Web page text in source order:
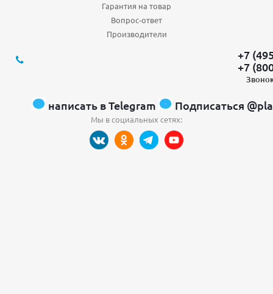
Гарантия на товар
Вопрос-ответ
Производители
+7
+7
написать в Telegram Подписаться
Мы в социальных сетях: